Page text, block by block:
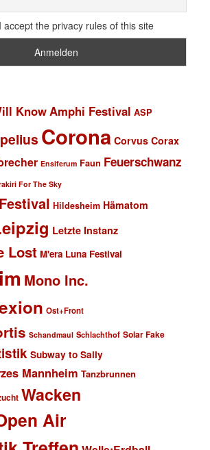
accept the privacy rules of this site
KnowAmphi Festival ASP
Corona Corvus Corax
Ensiferum Faun Feuerschwanz
For The Sky
Hildesheim Hämatom
Letzte Instanz
Lost M'era Luna Festival
Mono Inc.
Ost+Front
Schandmaul Schlachthof Solar Fake
Subway to Sally
Mannheim Tanzbrunnen
Wacken
Air